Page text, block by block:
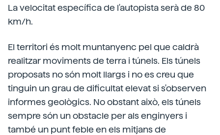
La velocitat específica de l'autopista serà de 80
km/h.
El territori és molt muntanyenc pel que caldrà
realitzar moviments de terra i túnels. Els túnels
proposats no són molt llargs i no es creu que
tinguin un grau de dificultat elevat si s'observen
informes geològics. No obstant això, els túnels
sempre són un obstacle per als enginyers i
també un punt feble en els mitjans de